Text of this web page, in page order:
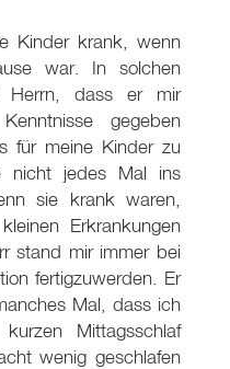
Kinder krank, wenn
war. In solchen
dass er mir
gegeben
für meine Kinder zu
nicht jedes Mal ins
sie krank waren,
Erkrankungen
stand mir immer bei
fertigzuwerden. Er
Mal, dass ich
Mittagsschlaf
wenig geschlafen